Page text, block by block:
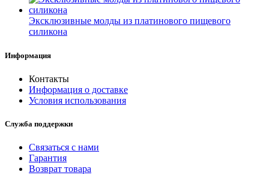
Эксклюзивные молды из платинового пищевого
силикона
Информация
Контакты
Информация о доставке
Условия использования
Служба поддержки
Связаться с нами
Гарантия
Возврат товара